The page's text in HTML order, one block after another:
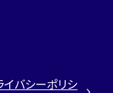
イバシーポリシ